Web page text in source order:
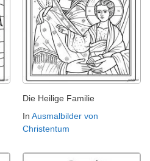
Die Heilige Familie
In Ausmalbilder von
Christentum